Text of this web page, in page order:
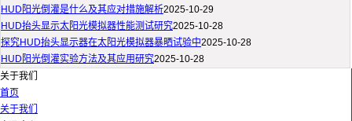
HUD阳光倒灌是什么及其应对措施解析2025-10-29
HUD抬头显示太阳光模拟器性能测试研究2025-10-28
探究HUD抬头显示器在太阳光模拟器暴晒试验中2025-10-28
HUD阳光倒灌实验方法及其应用研究2025-10-28
关于我们
首页
关于我们